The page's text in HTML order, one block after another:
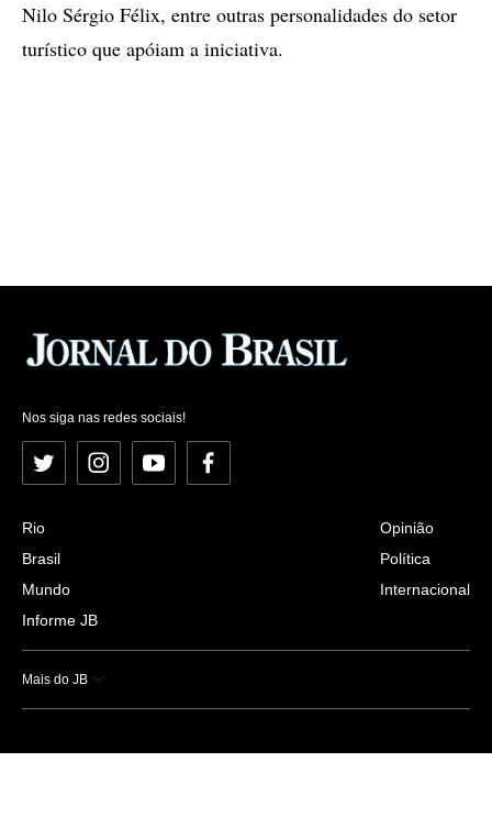
Nilo Sérgio Félix, entre outras personalidades do setor
turístico que apóiam a iniciativa.
Nos siga nas redes sociais!
Twitter InstagramYouTubeFacebook
Rio
Brasil
Mundo
Informe JB
Opinião
Política
Internacional
Mais do JB
Esportes